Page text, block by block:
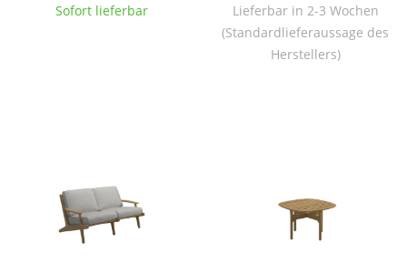
Tische
Sekretäre & PC-Tische
Konferenztische
Sofort lieferbar
Lieferbar in 2-3 Wochen
(Standardlieferaussage des
Herstellers)